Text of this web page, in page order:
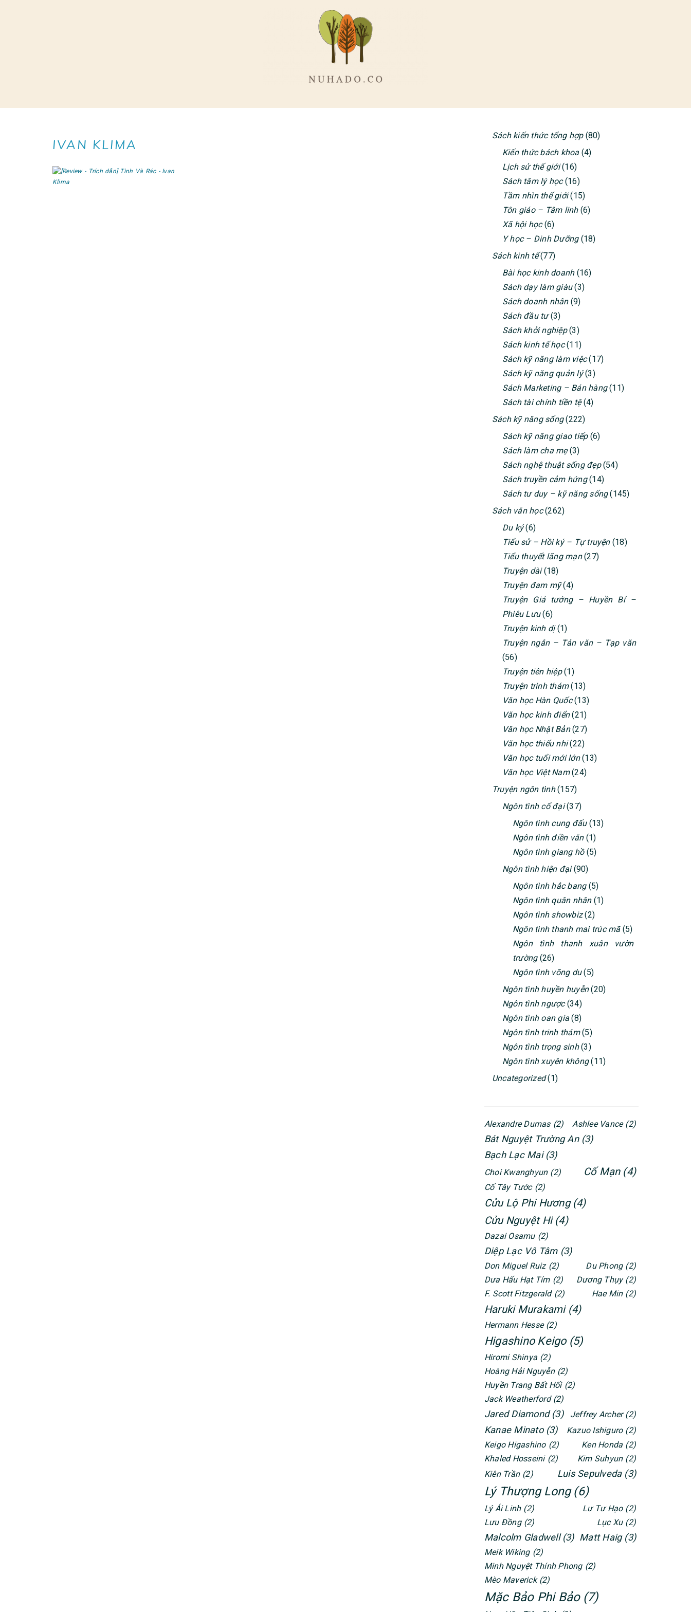
IVAN KLIMA
PRIMARY
SIDEBAR
Sách kiến thức tổng hợp(80)
Kiến thức bách khoa (4)
Lịch sử thế giới(16)
Sách tâm lý học(16)
Tầm nhìn thế giới(15)
Tôn giáo – Tâm linh(6)
Xã hội học(6)
Y học – Dinh Dưỡng(18)
Sách kinh tế(77)
Bài học kinh doanh(16)
Sách dạy làm giàu(3)
Sách doanh nhân(9)
Sách đầu tư(3)
Sách khởi nghiệp(3)
Sách kinh tế học(11)
Sách kỹ năng làm việc(17)
Sách kỹ năng quản lý(3)
Sách Marketing – Bán hàng(11)
Sách tài chính tiền tệ(4)
Sách kỹ năng sống(222)
Sách kỹ năng giao tiếp(6)
Sách làm cha mẹ(3)
Sách nghệ thuật sống đẹp(54)
Sách truyền cảm hứng(14)
Sách tư duy – kỹ năng sống(145)
Sách văn học(262)
Du ký(6)
Tiểu sử – Hồi ký – Tự truyện(18)
Tiểu thuyết lãng mạn(27)
Truyện dài(18)
Truyện đam mỹ(4)
Truyện Giả tưởng – Huyền Bí –
Phiêu Lưu(6)
Truyện kinh dị(1)
Truyện ngắn – Tản văn – Tạp văn
(56)
Truyện tiên hiệp(1)
Truyện trinh thám(13)
Văn học Hàn Quốc(13)
Văn học kinh điển(21)
Văn học Nhật Bản(27)
Văn học thiếu nhi(22)
Văn học tuổi mới lớn(13)
Văn học Việt Nam(24)
Truyện ngôn tình(157)
Ngôn tình cổ đại(37)
Ngôn tình cung đấu(13)
Ngôn tình điền văn(1)
Ngôn tình giang hồ(5)
Ngôn tình hiện đại(90)
Ngôn tình hắc bang(5)
Ngôn tình quân nhân(1)
Ngôn tình showbiz(2)
Ngôn tình thanh mai trúc mã(5)
Ngôn tình thanh xuân vườn
trường(26)
Ngôn tình võng du(5)
Ngôn tình huyền huyễn(20)
Ngôn tình ngược(34)
Ngôn tình oan gia (8)
Ngôn tình trinh thám(5)
Ngôn tình trọng sinh(3)
Ngôn tình xuyên không(11)
Uncategorized(1)
Alexandre Dumas (2) Ashlee Vance (2)
Bát Nguyệt Trường An (3)
Bạch Lạc Mai (3)
Choi Kwanghyun (2) Cố Mạn (4)
Cố Tây Tước (2)
Cửu Lộ Phi Hương (4)
Cửu Nguyệt Hi (4)
Dazai Osamu (2)
Diệp Lạc Vô Tâm (3)
Don Miguel Ruiz (2) Du Phong (2)
Dưa Hấu Hạt Tím (2) Dương Thụy (2)
F. Scott Fitzgerald (2) Hae Min (2)
Haruki Murakami (4)
Hermann Hesse (2)
Higashino Keigo (5)
Hiromi Shinya (2)
Hoàng Hải Nguyễn (2)
Huyền Trang Bất Hối (2)
Jack Weatherford (2)
Jared Diamond (3) Jeffrey Archer (2)
Kanae Minato (3) Kazuo Ishiguro (2)
Keigo Higashino (2) Ken Honda (2)
Khaled Hosseini (2) Kim Suhyun (2)
Kiên Trần (2) Luis Sepulveda (3)
Lý Thượng Long (6)
Lý Ái Linh (2) Lư Tư Hạo (2)
Lưu Đồng (2) Lục Xu (2)
Malcolm Gladwell (3) Matt Haig (3)
Meik Wiking (2)
Minh Nguyệt Thính Phong (2)
Mèo Maverick (2)
Mặc Bảo Phi Bảo (7)